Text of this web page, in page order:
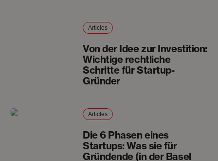
Articles
Von der Idee zur Investition:
Wichtige rechtliche
Schritte für Startup-
Gründer
Articles
Die 6 Phasen eines
Startups: Was sie für
Gründende (in der Basel